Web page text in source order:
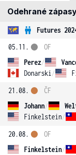
Odehrané
Futures
05.11.
Perez/
Donarski /
OF
21.08.
Johann/
Finkelstein/
ČF
20.08.
Finkelstein/
OF